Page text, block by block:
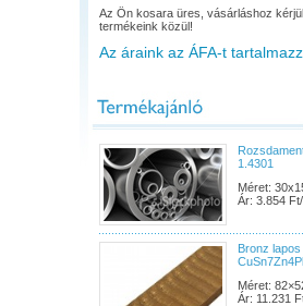
Az Ön kosara üres, vásárláshoz
termékeink közül!
Az áraink az ÁFA-t
1.4301
Méret:
Ár: 3.854
Bronz lapos
Méret:
Ár: 11.231